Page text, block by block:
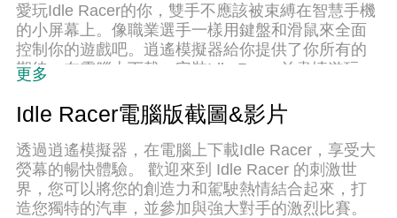
愛玩Idle Racer的你，雙手不應該被束縛在智慧手機
的小屏幕上。像職業選手一樣用鍵盤和滑鼠來全面
控制你的遊戲吧。逍遙模擬器給你提供了你所有的
期待。在電腦上下載、安裝Idle Racer並盡情遊玩。
再也不用擔心剩餘電量、流量消耗和煩人的來電。
全新的逍遙模擬器9是你在電腦上遊玩Idle Racer的
最佳選擇！我们用心準備，完美的按鍵映射系統讓
Idle Racer宛如電腦遊戲；我們，用嫻熟的技術編
程，逍遙多開器讓所有遊戲開好開滿；獨一無二的
虛擬化引擎釋放你電腦的全部潛力，一切都入絲般
順滑。我們不僅在意你怎樣遊玩，更在意如何讓你
更多
Idle Racer電腦版截圖&影片
透過逍遙模擬器，在電腦上下載Idle Racer，享受大
熒幕的暢快體驗。 歡迎來到 Idle Racer 的刺激世
界，您可以將您的創造力和駕駛熱情結合起來，打
造您獨特的汽車，並參加與強大對手的激烈比賽。